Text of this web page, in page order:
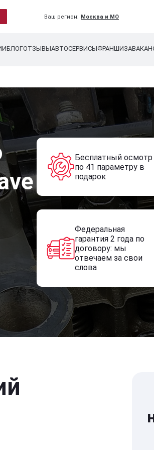
Ваш регион: Москва и МО
БЛОГОТЗЫВЫАВТОСЕРВИСЫФРАНШИЗА
Бесплатный осмотр
по 41 параметру в
подарок
Федеральная
гарантия 2 года по
договору: мы
отвечаем за свои
слова